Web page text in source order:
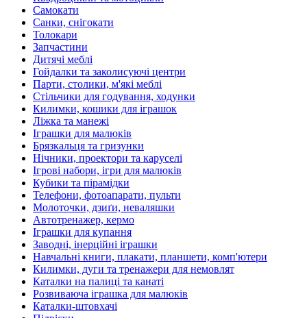
Самокати
Санки, снігокати
Толокари
Запчастини
Дитячі меблі
Гойдалки та заколисуючі центри
Парти, столики, м'які меблі
Стільчики для годування, ходунки
Килимки, кошики для іграшок
Ліжка та манежі
Іграшки для малюків
Брязкальця та гризунки
Нічники, проектори та каруселі
Ігрові набори, ігри для малюків
Кубики та пірамідки
Телефони, фотоапарати, пульти
Молоточки, дзиґи, неваляшки
Автотренажер, кермо
Іграшки для купання
Заводні, інерційні іграшки
Навчальні книги, плакати, планшети, комп'ютери
Килимки, дуги та тренажери для немовлят
Каталки на палиці та канаті
Розвиваюча іграшка для малюків
Каталки-штовхачі